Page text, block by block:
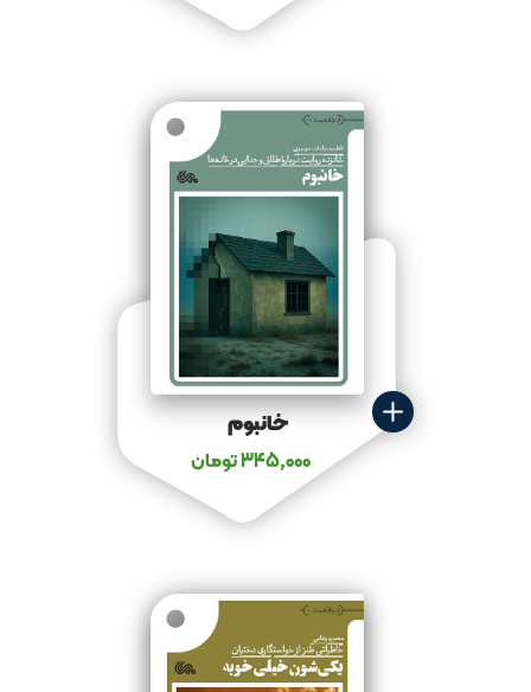
خانبوم
345,000تومان